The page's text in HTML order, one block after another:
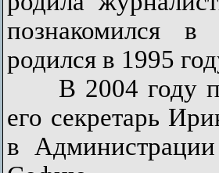
познакомился
родился в 1995
В 2004 году
его секретарь
в